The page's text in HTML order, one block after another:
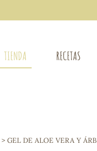
TIENDA RECETAS
> GEL DE ALOE VERA Y